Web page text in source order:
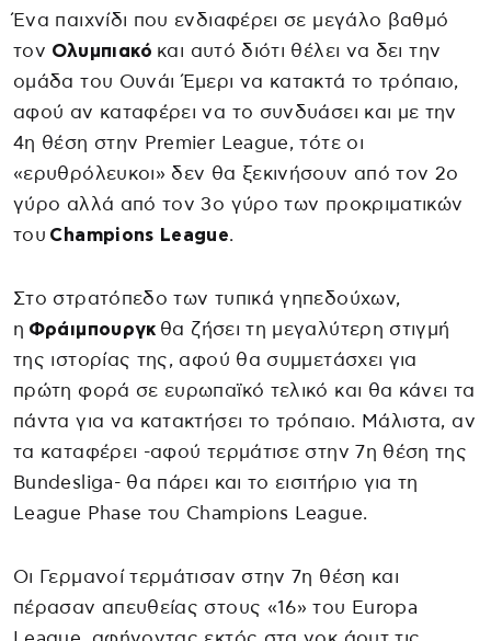
Ένα παιχνίδι που ενδιαφέρει σε μεγάλο βαθμό
τον Ολυμπιακό και αυτό διότι θέλει να δει την
ομάδα του Ουνάι Έμερι να κατακτά το τρόπαιο,
αφού αν καταφέρει να το συνδυάσει και με την
4η θέση στην Premier League, τότε οι
«ερυθρόλευκοι» δεν θα ξεκινήσουν από τον 2ο
γύρο αλλά από τον 3ο γύρο των προκριματικών
του Champions League.
Στο στρατόπεδο των τυπικά γηπεδούχων,
η Φράιμπουργκ θα ζήσει τη μεγαλύτερη στιγμή
της ιστορίας της, αφού θα συμμετάσχει για
πρώτη φορά σε ευρωπαϊκό τελικό και θα κάνει τα
πάντα για να κατακτήσει το τρόπαιο. Μάλιστα, αν
τα καταφέρει -αφού τερμάτισε στην 7η θέση της
Bundesliga- θα πάρει και το εισιτήριο για τη
League Phase του Champions League.
Οι Γερμανοί τερμάτισαν στην 7η θέση και
πέρασαν απευθείας στους «16» του Europa